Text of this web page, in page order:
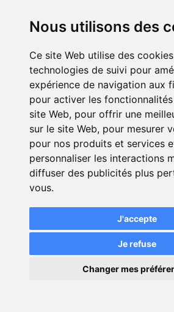
Nous utilisons des
Ce site Web utilise des
technologies de suivi pour
expérience de navigation aux
pour activer les
site Web, pour offrir une
sur le site Web, pour mesurer
pour nos produits et services
personnaliser les interactions
diffuser des publicités plus
vous.
J'accepte
Je refuse
Changer mes
immédiate du
de
Franchise
modérée
200
est
les